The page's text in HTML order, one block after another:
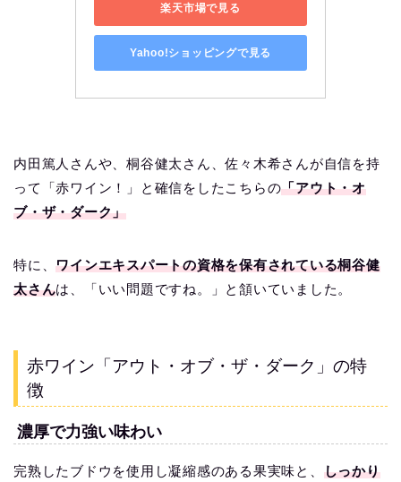
楽天市場で見る
Yahoo!ショッピングで見る
内田篤人さんや、桐谷健太さん、佐々木希さんが自信を持
って「赤ワイン！」と確信をしたこちらの「アウト・オ
ブ・ザ・ダーク」
特に、ワインエキスパートの資格を保有されている桐谷健
太さんは、「いい問題ですね。」と頷いていました。
赤ワイン「アウト・オブ・ザ・ダーク」の特
徴
濃厚で力強い味わい
完熟したブドウを使用し凝縮感のある果実味と、 しっかり